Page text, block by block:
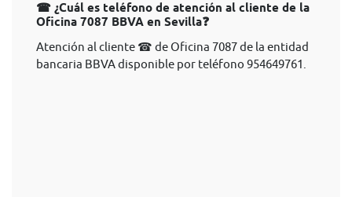
☎ ¿Cuál es teléfono de atención al cliente de la
Oficina 7087 BBVA en Sevilla❓
Atención al cliente ☎ de Oficina 7087 de la entidad
bancaria BBVA disponible por teléfono 954649761.